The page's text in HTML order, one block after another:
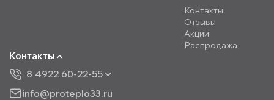
Контакты
Отзывы
Акции
Распродажа
Контакты
8 4922 60-22-55
info@proteplo33.ru